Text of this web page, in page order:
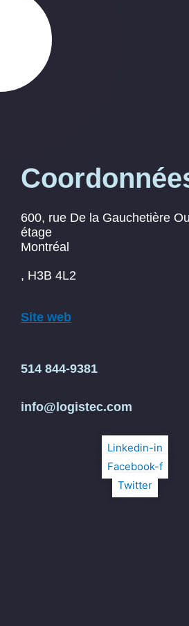
600, rue De la Gauchetière
étage
Montréal
, H3B 4L2
Site web
514 844-9381
info@logistec.com
Linkedin-in
Facebook-f
Twitter